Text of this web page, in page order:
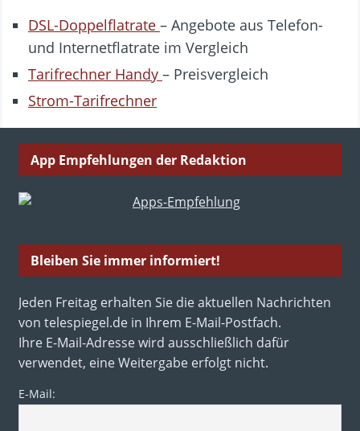
DSL-Doppelflatrate – Angebote aus Telefon-
und Internetflatrate im Vergleich
Tarifrechner Handy – Preisvergleich
Strom-Tarifrechner
App Empfehlungen der Redaktion
Bleiben Sie immer informiert!
Jeden Freitag erhalten Sie die aktuellen Nachrichten
von telespiegel.de in Ihrem E-Mail-Postfach.
Ihre E-Mail-Adresse wird ausschließlich dafür
verwendet, eine Weitergabe erfolgt nicht.
E-Mail: